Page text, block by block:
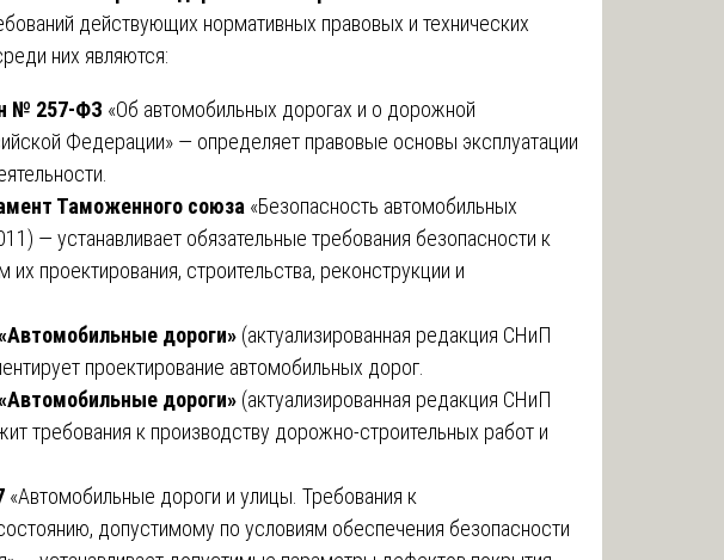
действующих нормативных правовых и технических
них являются:
№ 257-ФЗ «Об автомобильных дорогах и о дорожной
Федерации» — определяет правовые основы эксплуатации
Таможенного союза «Безопасность автомобильных
— устанавливает обязательные требования безопасности к
проектирования, строительства, реконструкции и
дороги» (актуализированная редакция СНиП
проектирование автомобильных дорог.
дороги» (актуализированная редакция СНиП
требования к производству дорожно-строительных работ и
«Автомобильные дороги и улицы. Требования к
допустимому по условиям обеспечения безопасности